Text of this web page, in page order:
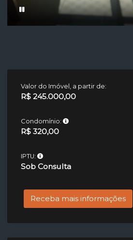
Valor do Imóvel, a partir de:
R$ 245.000,00
Condomínio:
R$ 320,00
IPTU:
Sob Consulta
Receba mais informações